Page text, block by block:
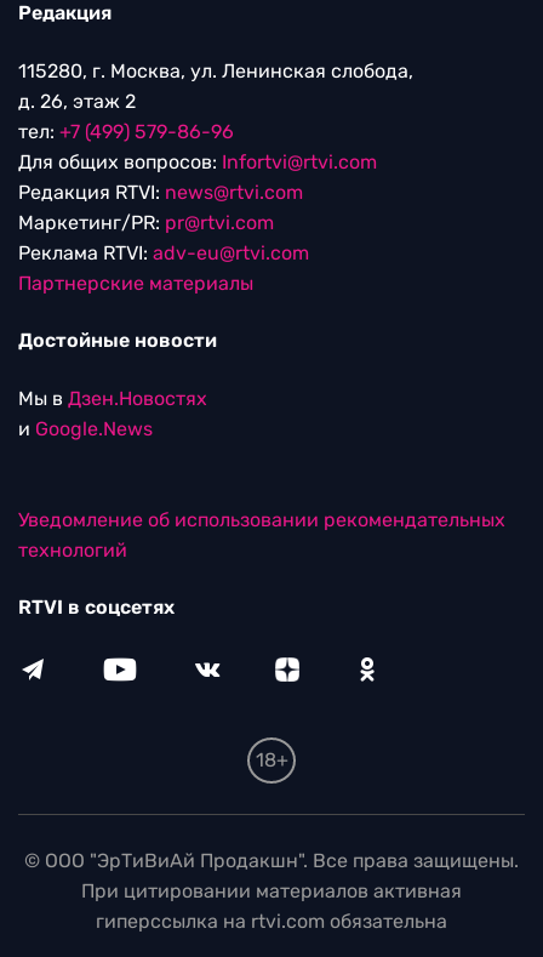
Редакция
115280, г. Москва, ул. Ленинская слобода,
д. 26, этаж 2
тел: +7 (499) 579-86-96
Для общих вопросов: Infortvi@rtvi.com
Редакция RTVI: news@rtvi.com
Маркетинг/PR: pr@rtvi.com
Реклама RTVI: adv-eu@rtvi.com
Партнерские материалы
Достойные новости
Мы в Дзен.Новостях
и Google.News
Уведомление об использовании рекомендательных
технологий
RTVI в соцсетях
18+
© ООО "ЭрТиВиАй Продакшн". Все права защищены.
При цитировании материалов активная
гиперссылка на rtvi.com обязательна